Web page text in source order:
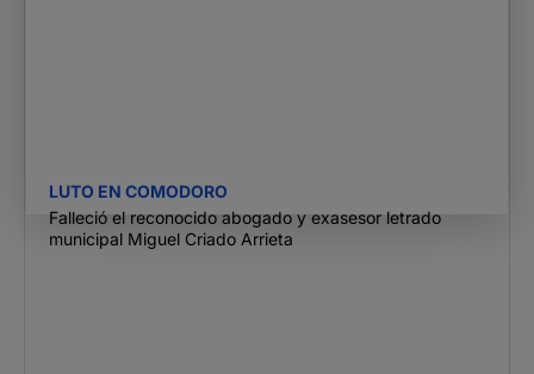
LUTO EN COMODORO
Falleció el reconocido abogado y exasesor letrado
municipal Miguel Criado Arrieta